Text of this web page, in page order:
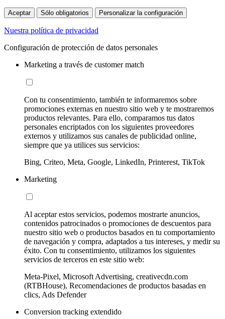
Aceptar Sólo obligatorios Personalizar la configuración
Nuestra política de privacidad
Configuración de protección de datos personales
Marketing a través de customer match
Con tu consentimiento, también te informaremos sobre
promociones externas en nuestro sitio web y te mostraremos
productos relevantes. Para ello, comparamos tus datos
personales encriptados con los siguientes proveedores
externos y utilizamos sus canales de publicidad online,
siempre que ya utilices sus servicios:
Bing, Criteo, Meta, Google, LinkedIn, Printerest, TikTok
Marketing
Al aceptar estos servicios, podemos mostrarte anuncios,
contenidos patrocinados o promociones de descuentos para
nuestro sitio web o productos basados en tu comportamiento
de navegación y compra, adaptados a tus intereses, y medir su
éxito. Con tu consentimiento, utilizamos los siguientes
servicios de terceros en este sitio web:
Meta-Pixel, Microsoft Advertising, creativecdn.com
(RTBHouse), Recomendaciones de productos basadas en
clics, Ads Defender
Conversion tracking extendido